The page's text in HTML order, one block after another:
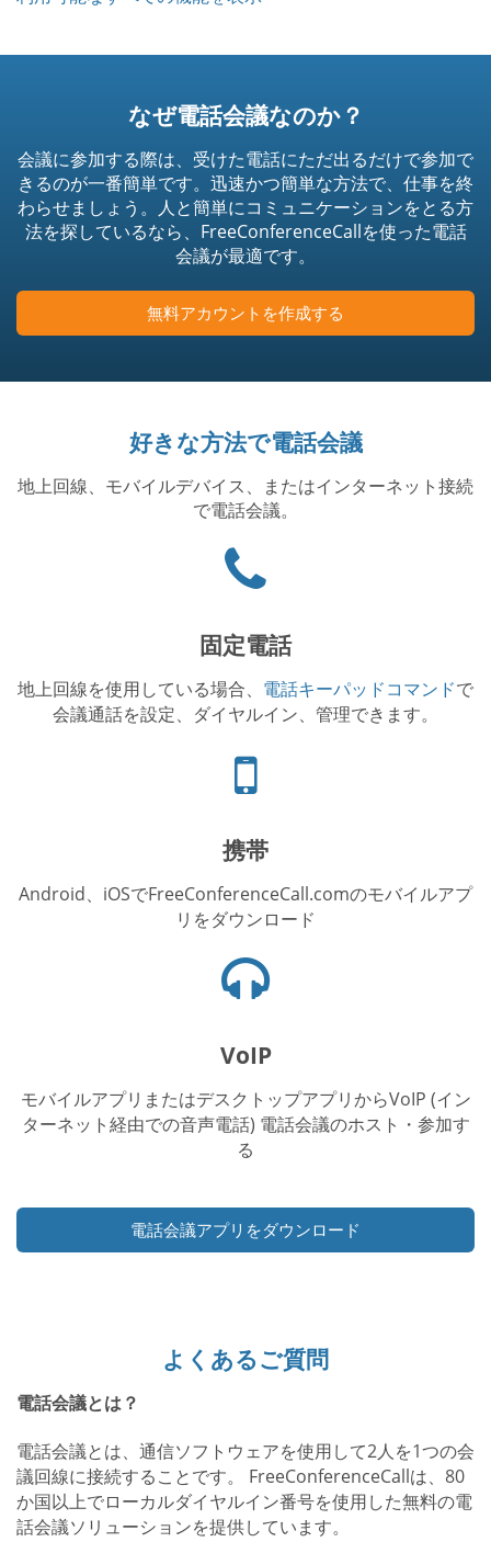
なぜ電話会議なのか？
会議に参加する際は、受けた電話にただ出るだけで参加で
きるのが一番簡単です。迅速かつ簡単な方法で、仕事を終
わらせましょう。人と簡単にコミュニケーションをとる方
法を探しているなら、FreeConferenceCallを使った電話
会議が最適です。
無料アカウントを作成する
好きな方法で電話会議
地上回線、モバイルデバイス、またはインターネット接続
で電話会議。
icon
固定電話
地上回線を使用している場合、 電話キーパッドコマンドで
会議通話を設定、ダイヤルイン、管理できます。
電
話
イ
コ
ン
携帯
Android、iOSでFreeConferenceCall.comのモバイルアプ
リをダウンロード
ッ
ン
ア
VoIP
モバイルアプリまたはデスクトップアプリからVoIP (イン
ターネット経由での音声電話) 電話会議のホスト・参加す
る
電話会議アプリをダウンロード
よくあるご質問
電話会議とは？
電話会議とは、通信ソフトウェアを使用して2人を1つの会
議回線に接続することです。 FreeConferenceCallは、80
か国以上でローカルダイヤルイン番号を使用した無料の電
話会議ソリューションを提供しています。